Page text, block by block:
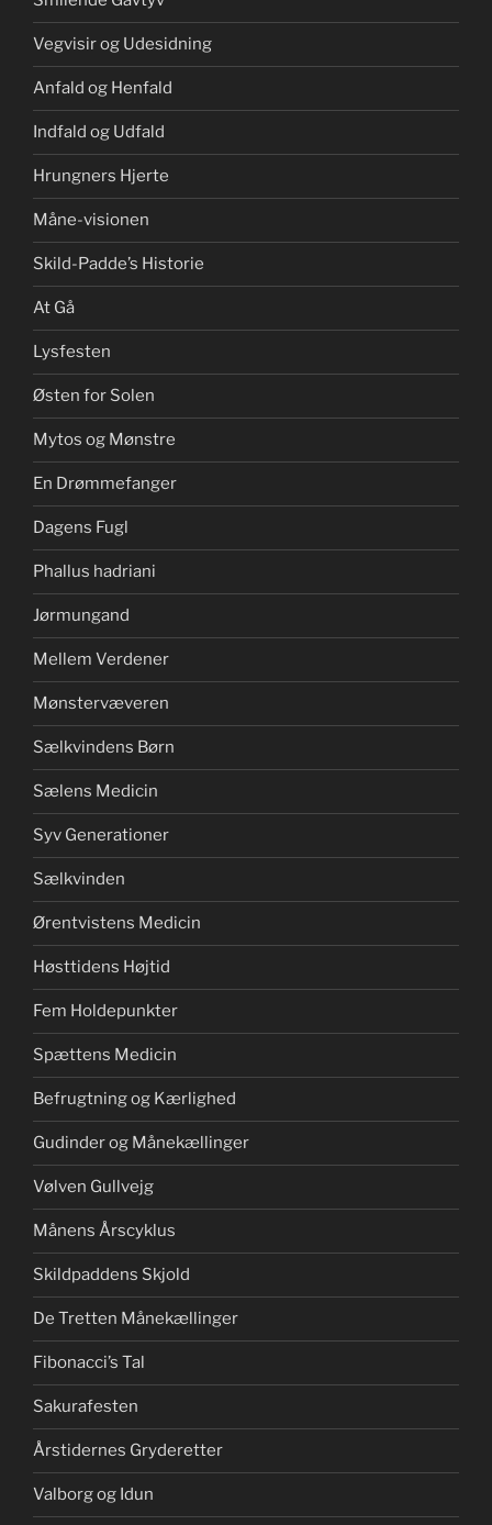
Vegvisir og Udesidning
Anfald og Henfald
Indfald og Udfald
Hrungners Hjerte
Måne-visionen
Skild-Padde’s Historie
At Gå
Lysfesten
Østen for Solen
Mytos og Mønstre
En Drømmefanger
Dagens Fugl
Phallus hadriani
Jørmungand
Mellem Verdener
Mønstervæveren
Sælkvindens Børn
Sælens Medicin
Syv Generationer
Sælkvinden
Ørentvistens Medicin
Høsttidens Højtid
Fem Holdepunkter
Spættens Medicin
Befrugtning og Kærlighed
Gudinder og Månekællinger
Vølven Gullvejg
Månens Årscyklus
Skildpaddens Skjold
De Tretten Månekællinger
Fibonacci’s Tal
Sakurafesten
Årstidernes Gryderetter
Valborg og Idun